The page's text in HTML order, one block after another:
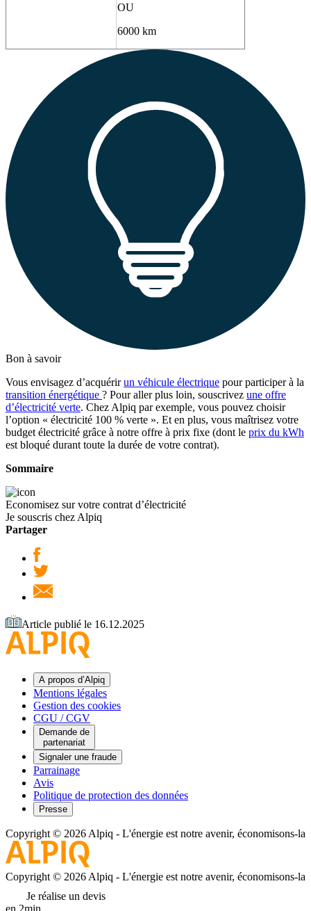
OU
6000 km
Bon à savoir
Vous envisagez d’acquérirun véhicule électrique pour participer à la
transition énergétique ? Pour aller plus loin, souscrivez une offre
d’électricité verte. Chez Alpiq par exemple, vous pouvez choisir
l’option « électricité 100 % verte ». Et en plus, vous maîtrisez votre
budget électricité grâce à notre offre à prix fixe (dont le prix du kWh
est bloqué durant toute la durée de votre contrat).
Sommaire
Economisez sur votre contrat d’électricité
Je souscris chez Alpiq
Partager
Article publié le 16.12.2025
A propos d’Alpiq
Mentions légales
Gestion des cookies
CGU / CGV
Demande de
partenariat
Signaler une fraude
Parrainage
Avis
Politique de protection des données
Presse
Copyright © 2026 Alpiq - L'énergie est notre avenir, économisons-la
Copyright © 2026 Alpiq - L'énergie est notre avenir, économisons-la
Je réalise un devis